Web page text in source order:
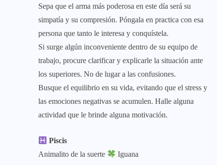
Sepa que el arma más poderosa en este día será su
simpatía y su compresión. Póngala en practica con esa
persona que tanto le interesa y conquístela.
Si surge algún inconveniente dentro de su equipo de
trabajo, procure clarificar y explicarle la situación ante
los superiores. No de lugar a las confusiones.
Busque el equilibrio en su vida, evitando que el stress y
las emociones negativas se acumulen. Halle alguna
actividad que le brinde alguna motivación.
Piscis
Animalito de la suerte
Iguana